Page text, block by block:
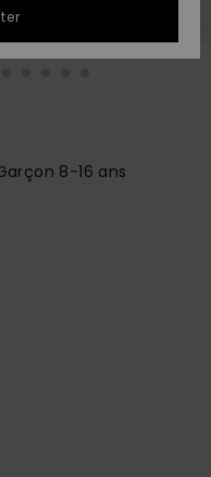
8-16 ans